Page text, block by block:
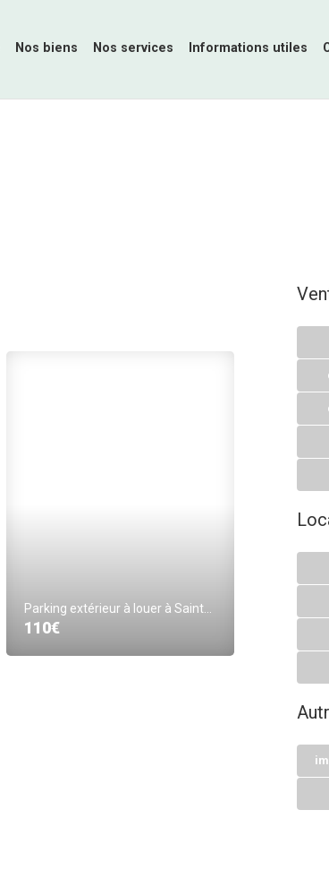
Nos biens Nos services Informations utiles
Parking extérieur à louer à Saint-Gilles
110€